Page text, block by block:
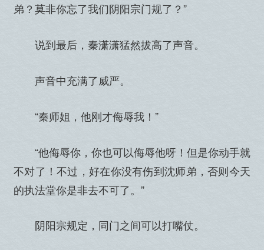
弟？莫非你忘了我们阴阳宗门规了？”
说到最后，秦潇潇猛然拔高了声音。
声音中充满了威严。
“秦师姐，他刚才侮辱我！”
“他侮辱你，你也可以侮辱他呀！但是你动手就
不对了！不过，好在你没有伤到沈师弟，否则今天
的执法堂你是非去不可了。”
阴阳宗规定，同门之间可以打嘴仗。